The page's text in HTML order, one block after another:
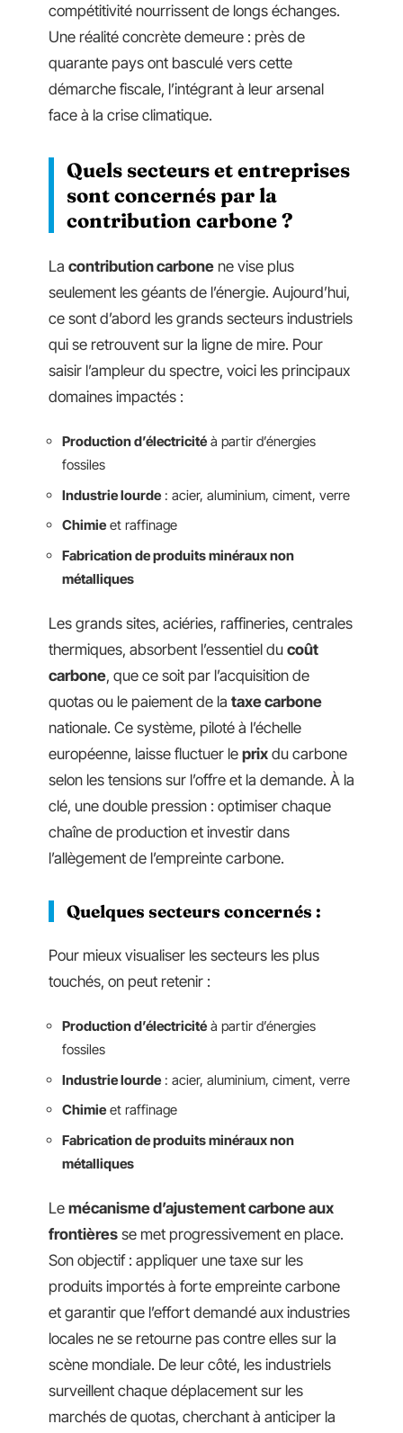
compétitivité nourrissent de longs échanges.
Une réalité concrète demeure : près de
quarante pays ont basculé vers cette
démarche fiscale, l’intégrant à leur arsenal
face à la crise climatique.
Quels secteurs et entreprises
sont concernés par la
contribution carbone ?
La contribution carbone ne vise plus
seulement les géants de l’énergie. Aujourd’hui,
ce sont d’abord les grands secteurs industriels
qui se retrouvent sur la ligne de mire. Pour
saisir l’ampleur du spectre, voici les principaux
domaines impactés :
Production d’électricité à partir d’énergies
fossiles
Industrie lourde : acier, aluminium, ciment, verre
Chimie et raffinage
Fabrication de produits minéraux non
métalliques
Les grands sites, aciéries, raffineries, centrales
thermiques, absorbent l’essentiel du coût
carbone, que ce soit par l’acquisition de
quotas ou le paiement de la taxe carbone
nationale. Ce système, piloté à l’échelle
européenne, laisse fluctuer le prix du carbone
selon les tensions sur l’offre et la demande. À la
clé, une double pression : optimiser chaque
chaîne de production et investir dans
l’allègement de l’empreinte carbone.
Quelques secteurs concernés :
Pour mieux visualiser les secteurs les plus
touchés, on peut retenir :
Production d’électricité à partir d’énergies
fossiles
Industrie lourde : acier, aluminium, ciment, verre
Chimie et raffinage
Fabrication de produits minéraux non
métalliques
Le mécanisme d’ajustement carbone aux
frontières se met progressivement en place.
Son objectif : appliquer une taxe sur les
produits importés à forte empreinte carbone
et garantir que l’effort demandé aux industries
locales ne se retourne pas contre elles sur la
scène mondiale. De leur côté, les industriels
surveillent chaque déplacement sur les
marchés de quotas, cherchant à anticiper la